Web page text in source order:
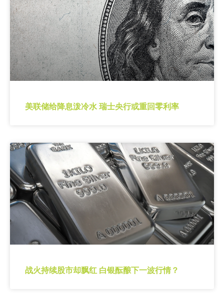
美联储给降息泼冷水 瑞士央行或重回零利率
战火持续股市却飘红 白银酝酿下一波行情？